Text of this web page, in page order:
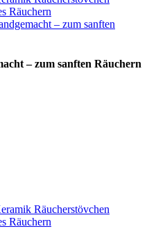
– zum sanften Räuchern